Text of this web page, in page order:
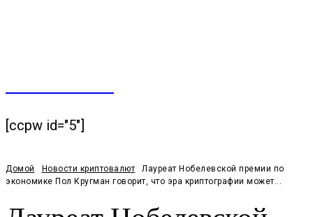
[ccpw id="5"]
Домой Новости криптовалют
Лауреат Нобелевской премии по
экономике Пол Кругман говорит, что эра криптографии может...